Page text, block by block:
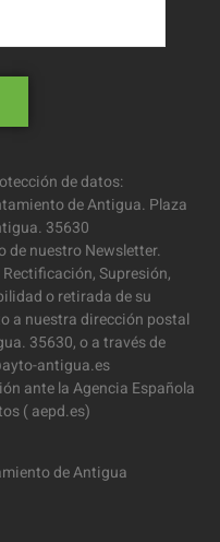
de datos:
de Antigua. Plaza
35630
de nuestro Newsletter.
Supresión,
o retirada de su
a nuestra dirección postal
35630, o a través de
antigua.es
ante la Agencia Española
( aepd.es)
de Antigua